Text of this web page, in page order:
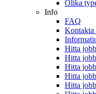
Olika
Info
FAQ
Kontakta
Hitta
Hitta
Hitta
Hitta
Hitta